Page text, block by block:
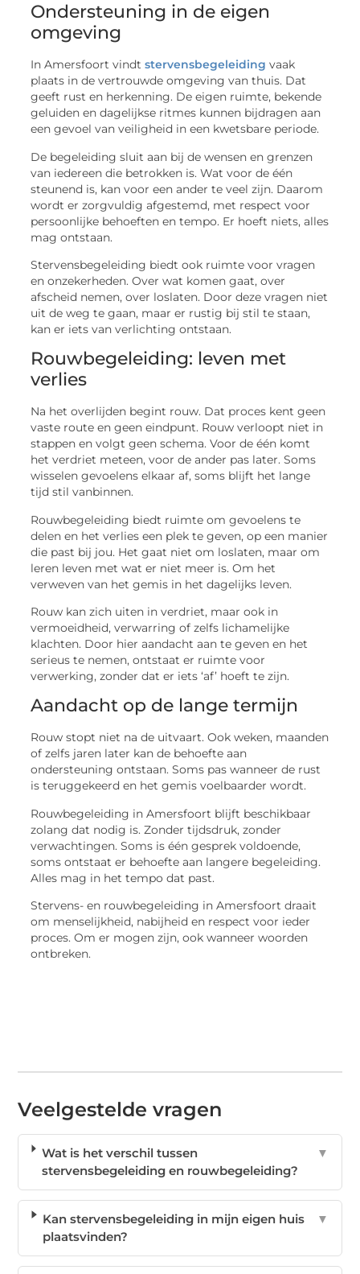
Ondersteuning in de eigen
omgeving
In Amersfoort vindtstervensbegeleiding vaak
plaats in de vertrouwde omgeving van thuis. Dat
geeft rust en herkenning. De eigen ruimte, bekende
geluiden en dagelijkse ritmes kunnen bijdragen aan
een gevoel van veiligheid in een kwetsbare periode.
De begeleiding sluit aan bij de wensen en grenzen
van iedereen die betrokken is. Wat voor de één
steunend is, kan voor een ander te veel zijn. Daarom
wordt er zorgvuldig afgestemd, met respect voor
persoonlijke behoeften en tempo. Er hoeft niets, alles
mag ontstaan.
Stervensbegeleiding biedt ook ruimte voor vragen
en onzekerheden. Over wat komen gaat, over
afscheid nemen, over loslaten. Door deze vragen niet
uit de weg te gaan, maar er rustig bij stil te staan,
kan er iets van verlichting ontstaan.
Rouwbegeleiding: leven met
verlies
Na het overlijden begint rouw. Dat proces kent geen
vaste route en geen eindpunt. Rouw verloopt niet in
stappen en volgt geen schema. Voor de één komt
het verdriet meteen, voor de ander pas later. Soms
wisselen gevoelens elkaar af, soms blijft het lange
tijd stil vanbinnen.
Rouwbegeleiding biedt ruimte om gevoelens te
delen en het verlies een plek te geven, op een manier
die past bij jou. Het gaat niet om loslaten, maar om
leren leven met wat er niet meer is. Om het
verweven van het gemis in het dagelijks leven.
Rouw kan zich uiten in verdriet, maar ook in
vermoeidheid, verwarring of zelfs lichamelijke
klachten. Door hier aandacht aan te geven en het
serieus te nemen, ontstaat er ruimte voor
verwerking, zonder dat er iets ‘af’ hoeft te zijn.
Aandacht op de lange termijn
Rouw stopt niet na de uitvaart. Ook weken, maanden
of zelfs jaren later kan de behoefte aan
ondersteuning ontstaan. Soms pas wanneer de rust
is teruggekeerd en het gemis voelbaarder wordt.
Rouwbegeleiding in Amersfoort blijft beschikbaar
zolang dat nodig is. Zonder tijdsdruk, zonder
verwachtingen. Soms is één gesprek voldoende,
soms ontstaat er behoefte aan langere begeleiding.
Alles mag in het tempo dat past.
Stervens- en rouwbegeleiding in Amersfoort draait
om menselijkheid, nabijheid en respect voor ieder
proces. Om er mogen zijn, ook wanneer woorden
ontbreken.
Veelgestelde vragen
Wat is het verschil tussen
stervensbegeleiding en rouwbegeleiding?
▼
Kan stervensbegeleiding in mijn eigen huis
plaatsvinden?
▼